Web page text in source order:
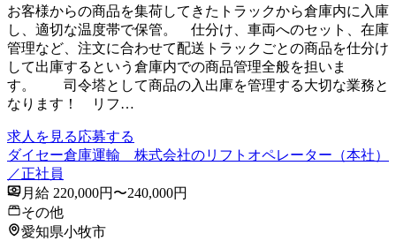
お客様からの商品を集荷してきたトラックから倉庫内に入庫
し、適切な温度帯で保管。 仕分け、車両へのセット、在庫
管理など、注文に合わせて配送トラックごとの商品を仕分け
して出庫するという倉庫内での商品管理全般を担いま
す。 司令塔として商品の入出庫を管理する大切な業務と
なります！ リフ…
求人を見る応募する
ダイセー倉庫運輸 株式会社のリフトオペレーター（本社）
／正社員
月給 220,000円〜240,000円
その他
愛知県小牧市